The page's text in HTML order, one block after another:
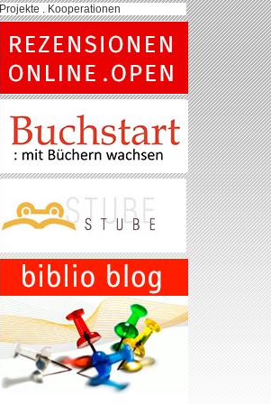
Projekte . Kooperationen